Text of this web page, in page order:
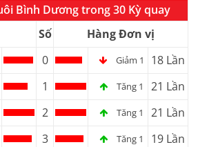
Bình Dương trong 30 Kỳ quay
Số
Hàng Đơn vị
0 Giảm 1
18 Lần
1 Tăng 1
21 Lần
2 Tăng 1
21 Lần
3 Tăng 1
19 Lần